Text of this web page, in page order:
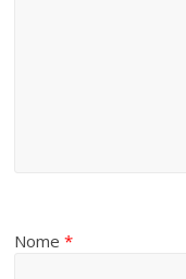
Nome*